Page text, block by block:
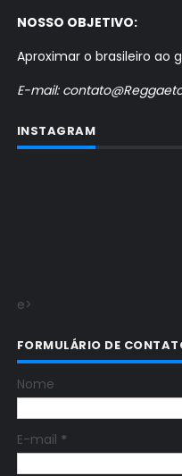
NOSSO OBJETIVO:
Aproximar o brasileiro ao
E-mail:
INSTAGRAM
e>
FORMULÁRIO DE
Nome
E-mail *